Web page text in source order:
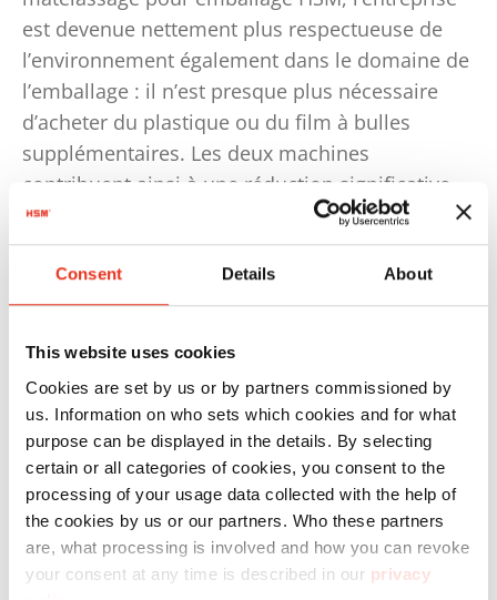
Consent Details About
This website uses cookies
Cookies are set by us or by partners commissioned by
us. Information on who sets which cookies and for what
purpose can be displayed in the details. By selecting
certain or all categories of cookies, you consent to the
processing of your usage data collected with the help of
the cookies by us or our partners. Who these partners
are, what processing is involved and how you can revoke
your consent at any time is described in our privacy
est devenue nettement plus respectueuse de
l’environnement également dans le domaine de
l’emballage : il n’est presque plus nécessaire
d’acheter du plastique ou du film à bulles
supplémentaires. Les deux machines
contribuent ainsi à une réduction significative
des surfaces de stockage. En même temps,
moins de temps et d’argent sont nécessaires
pour l’élimination du carton, et les coûts liés à
l’achat de matériel d’emballage externe sont
action durable tant sur le plan économique
qu’écologique.